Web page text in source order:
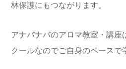
林保護にもつながります。
アナパナパのアロマ教室・講座
クールなのでご自身のペースで